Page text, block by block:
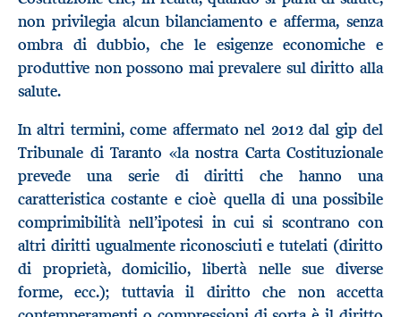
non privilegia alcun bilanciamento e afferma, senza
ombra di dubbio, che le esigenze economiche e
produttive non possono mai prevalere sul diritto alla
salute.
In altri termini, come affermato nel 2012 dal gip del
Tribunale di Taranto «la nostra Carta Costituzionale
prevede una serie di diritti che hanno una
caratteristica costante e cioè quella di una possibile
comprimibilità nell’ipotesi in cui si scontrano con
altri diritti ugualmente riconosciuti e tutelati (diritto
di proprietà, domicilio, libertà nelle sue diverse
forme, ecc.); tuttavia il diritto che non accetta